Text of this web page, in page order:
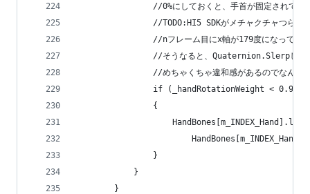
//0%にしておくと、手首が固定されてる
//TODO:HI5 SDKがメチャクチャつらい仕
//nフレーム目にx軸が179度になってて
//そうなると、Quaternion.Slerpした
//めちゃくちゃ違和感があるのでなんと
                if (_handRotationWeight < 0.99f)
                {
                }
            }
        }